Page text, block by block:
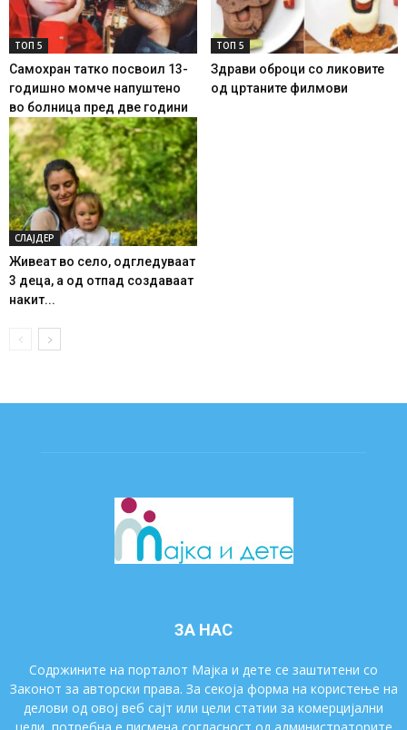
ТОП 5
Самохран татко посвоил 13-
годишно момче напуштено
во болница пред две години
ТОП 5
Здрави оброци со ликовите
од цртаните филмови
СЛАЈДЕР
Живеат во село, одгледуваат
3 деца, а од отпад создаваат
накит...
ЗА НАС
Содржините на порталот Мајка и дете се заштитени со
Законот за авторски права. За секоја форма на користење на
делови од овој веб сајт или цели статии за комерцијални